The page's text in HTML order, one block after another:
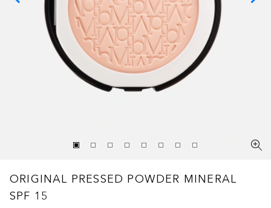
ORIGINAL PRESSED POWDER MINERAL
SPF 15